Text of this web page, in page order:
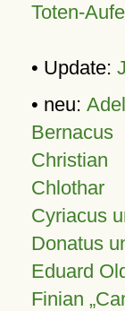
Toten-
• Update:
• neu:
Bernacus
Christian
Chlothar
Cyriacus
Donatus
Eduard
Finian